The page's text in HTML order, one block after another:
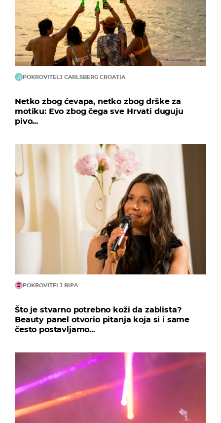
POKROVITELJ CARLSBERG CROATIA
Netko zbog ćevapa, netko zbog drške za
motiku: Evo zbog čega sve Hrvati duguju
pivo...
POKROVITELJ BIPA
Što je stvarno potrebno koži da zablista?
Beauty panel otvorio pitanja koja si i same
često postavljamo...